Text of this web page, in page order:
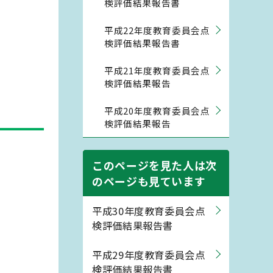
検評価結果報告書
平成22年度教育委員会点
検評価結果報告書
平成21年度教育委員会点
検評価結果報告
平成20年度教育委員会点
検評価結果報告
このページを見た人は次
のページも見ています
平成30年度教育委員会点
検評価結果報告書
平成29年度教育委員会点
検評価結果報告書